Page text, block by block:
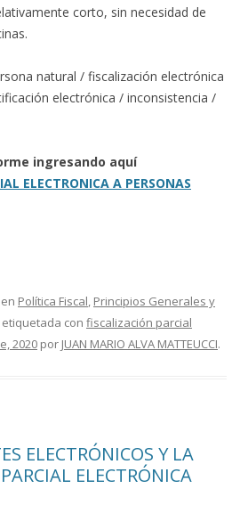
corto, sin necesidad de
natural / fiscalización electrónica
electrónica / inconsistencia /
ingresando aquí
ELECTRONICA A PERSONAS
Política Fiscal, Principios Generales y
con fiscalización parcial
2020 por JUAN MARIO ALVA MATTEUCCI.
ELECTRÓNICOS Y LA
ELECTRÓNICA